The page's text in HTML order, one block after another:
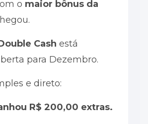
o maior bônus da
Cash está
para Dezembro.
e direto:
R$ 200,00 extras.